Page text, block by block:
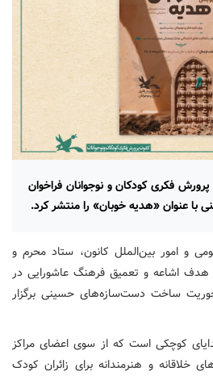
فکری کودکان و نوجوانان فراخوان
عنوان «هدیه خوبان» را منتشر کرد.
و امور بین‌الملل کانون، ستاد محرم و
هدف اشاعه و تعمیق فرهنگ عاشورایی در
ساخت دست‌سازه‌های حسینی برگزار
کوچکی است که از سوی اعضای مراکز
خلاقانه و هنرمندانه برای زائران کودک